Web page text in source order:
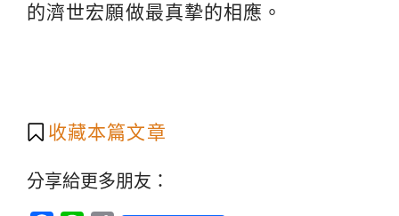
的濟世宏願做最真摯的相應。
收藏本篇文章
分享給更多朋友：